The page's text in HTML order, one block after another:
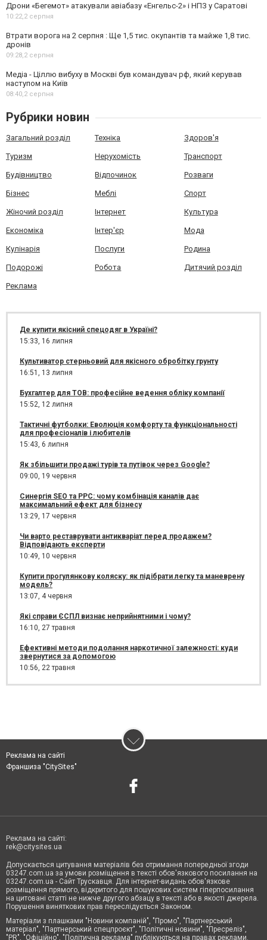
Дрони «Бегемот» атакували авіабазу «Енгельс-2» і НПЗ у Саратові
10:22,2 серпня
Втрати ворога на 2 серпня : Ще 1,5 тис. окупантів та майже 1,8 тис.
дронів
09:28,2 серпня
Медіа - Ціллю вибуху в Москві був командувач рф, який керував
наступом на Київ
08:40,2 серпня
Рубрики новин
Загальний розділ Техніка Здоров'я
Туризм Нерухомість Транспорт
Будівництво Відпочинок Розваги
Бізнес Меблі Спорт
Жіночий розділ Інтернет Культура
Економіка Інтер'єр Мода
Кулінарія Послуги Родина
Подорожі Робота Дитячий розділ
Реклама
Де купити якісний спецодяг в Україні?
15:33, 16 липня
Культиватор стерньовий для якісного обробітку грунту
16:51, 13 липня
Бухгалтер для ТОВ: професійне ведення обліку компанії
15:52, 12 липня
Тактичні футболки: Еволюція комфорту та функціональності
для професіоналів і любителів
15:43, 6 липня
Як збільшити продажі турів та путівок через Google?
09:00, 19 червня
Синергія SEO та PPC: чому комбінація каналів дає
максимальний ефект для бізнесу
13:29, 17 червня
Чи варто реставрувати антикваріат перед продажем?
Відповідають експерти
10:49, 10 червня
Купити прогулянкову коляску: як підібрати легку та маневрену
модель?
13:07, 4 червня
Які справи ЄСПЛ визнає неприйнятними і чому?
16:10, 27 травня
Ефективні методи подолання наркотичної залежності: куди
звернутися за допомогою
10:56, 22 травня
Реклама на сайті
Франшиза "CitySites"
Реклама на сайті:
rek@citysites.ua
Допускається цитування матеріалів без отримання попередньої згоди
03247.com.ua за умови розміщення в тексті обов'язкового посилання на
03247.com.ua - Сайт Трускавця. Для інтернет-видань обов'язкове
розміщення прямого, відкритого для пошукових систем гіперпосилання
на цитовані статті не нижче другого абзацу в тексті або в якості джерела.
Порушення виняткових прав переслідується Законом.
Матеріали з плашками "Новини компаній", "Промо", "Партнерський
матеріал", "Партнерський спецпроєкт", "Політичні новини", "Пресреліз",
"PR", "Офіційно", "Політична реклама" публікуються на правах реклами.